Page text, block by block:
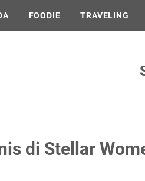
FOODIE TRAVELING
di Stellar